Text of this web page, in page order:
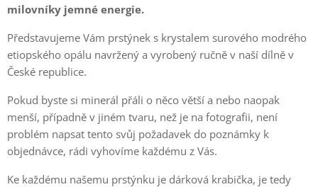
milovníky jemné energie.
Představujeme Vám prstýnek s krystalem surového modrého
etiopského opálu navržený a vyrobený ručně v naší dílně v
České republice.
Pokud byste si minerál přáli o něco větší a nebo naopak
menší, případně v jiném tvaru, než je na fotografii, není
problém napsat tento svůj požadavek do poznámky k
objednávce, rádi vyhovíme každému z Vás.
Ke každému našemu prstýnku je dárková krabička, je tedy